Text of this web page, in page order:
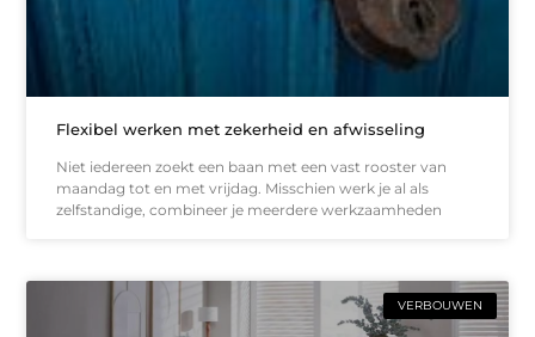
Flexibel werken met zekerheid en afwisseling
Niet iedereen zoekt een baan met een vast rooster van
maandag tot en met vrijdag. Misschien werk je al als
zelfstandige, combineer je meerdere werkzaamheden
VERBOUWEN